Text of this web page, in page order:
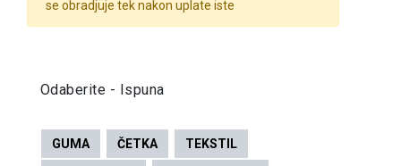
se obradjuje tek nakon uplate iste
Odaberite - Ispuna
GUMA ČETKA TEKSTIL